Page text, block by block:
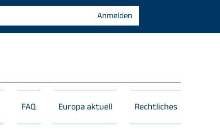
Anmelden
FAQ Europa aktuell Rechtliches